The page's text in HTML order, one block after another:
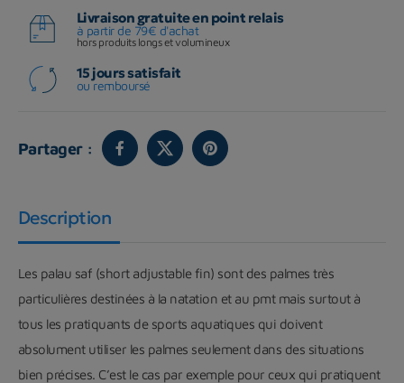
Livraison gratuite en point relais
à partir de 79€ d'achat
hors produits longs et volumineux
15 jours satisfait
ou remboursé
Partager :
Description
Les palau saf (short adjustable fin) sont des palmes très
particulières destinées à la natation et au pmt mais surtout à
tous les pratiquants de sports aquatiques qui doivent
absolument utiliser les palmes seulement dans des situations
bien précises. C’est le cas par exemple pour ceux qui pratiquent